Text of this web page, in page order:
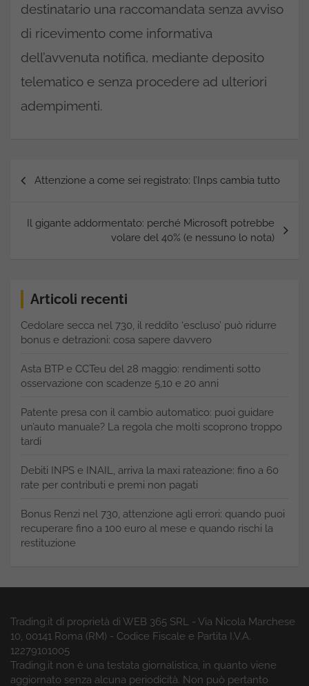
destinatario una raccomandata senza avviso
di ricevimento come informativa
dell’avvenuta notifica, mediante deposito
telematico e senza procedere ad ulteriori
adempimenti.
Navigazione
Attenzione a come sei registrato: l’Inps cambia tutto
Il gigante addormentato: perché Microsoft potrebbe
volare del 40% (e nessuno lo nota)
Articoli recenti
Cedolare secca nel 730, il reddito ‘escluso’ può ridurre
bonus e detrazioni: cosa sapere davvero
Asta BTP e CCTeu del 28 maggio: rendimenti sotto
osservazione con scadenze 5,10 e 20 anni
Patente presa con il cambio automatico: puoi guidare
un’auto manuale? La regola che molti scoprono troppo
tardi
Debiti INPS e INAIL, arriva la maxi rateazione: fino a 60
rate per contributi e premi non pagati
Bonus Renzi nel 730, attenzione agli errori: quando puoi
recuperare fino a 100 euro al mese e quando rischi la
restituzione
Trading.it di proprietà di WEB 365 SRL - Via Nicola Marchese
10, 00141 Roma (RM) - Codice Fiscale e Partita I.V.A.
12279101005
Trading.it non è una testata giornalistica, in quanto viene
aggiornato senza alcuna periodicità. Non può pertanto